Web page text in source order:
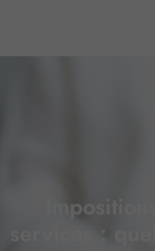
services :